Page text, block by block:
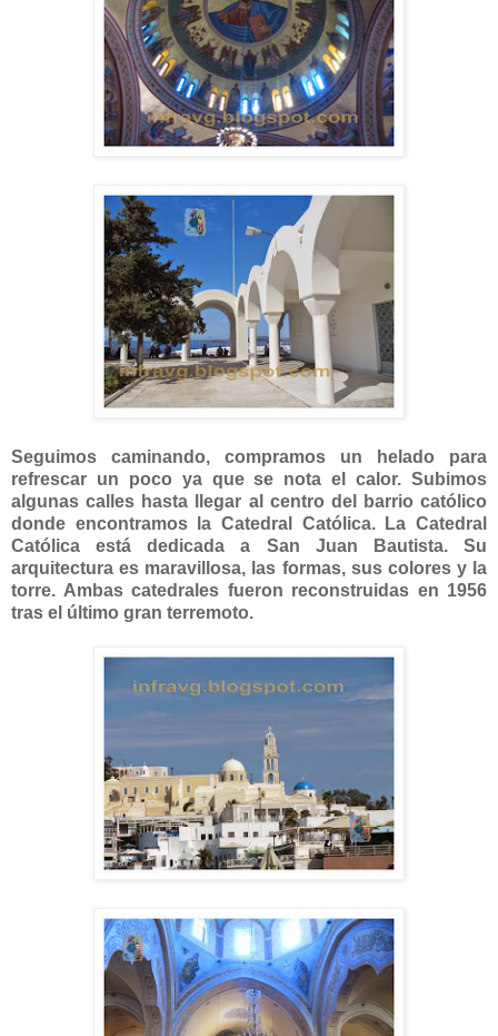
Seguimos caminando, compramos un helado para
refrescar un poco ya que se nota el calor. Subimos
algunas calles hasta llegar al centro del barrio católico
donde encontramos la Catedral Católica. La Catedral
Católica está dedicada a San Juan Bautista. Su
arquitectura es maravillosa, las formas, sus colores y la
torre. Ambas catedrales fueron reconstruidas en 1956
tras el último gran terremoto.